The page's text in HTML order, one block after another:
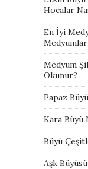
Hocalar
En İyi
Medyum
Okunur?
Papaz
Kara Büyü
Büyü
Aşk